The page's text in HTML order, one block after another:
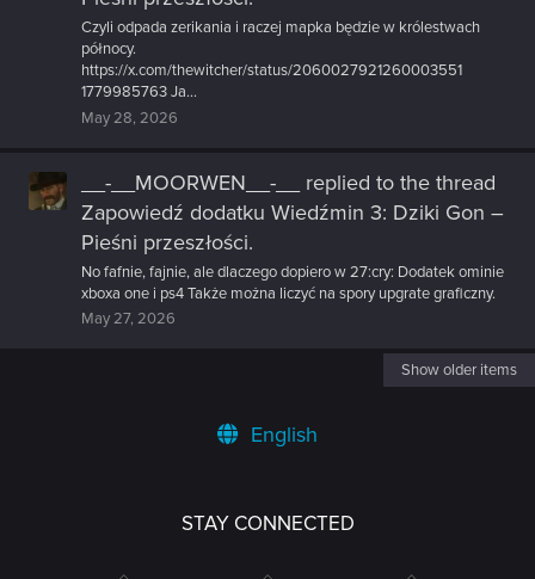
Czyli odpada zerikania i raczej mapka będzie w królestwach
północy.
https://x.com/thewitcher/status/2060027921260003551
1779985763 Ja...
May 28, 2026
__-__MOORWEN__-__
replied to the thread
Zapowiedź dodatku Wiedźmin 3: Dziki Gon –
Pieśni przeszłości.
No fafnie, fajnie, ale dlaczego dopiero w 27:cry: Dodatek ominie
xboxa one i ps4 Także można liczyć na spory upgrate graficzny.
May 27, 2026
Show older items
English
STAY CONNECTED